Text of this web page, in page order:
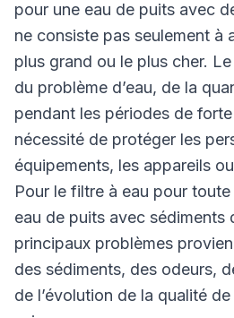
pour une eau de puits avec
ne consiste pas seulement à
plus grand ou le plus cher.
du problème d’eau, de la
pendant les périodes de
nécessité de protéger les
équipements, les appareils
Pour le filtre à eau pour
eau de puits avec sédiments
principaux problèmes
des sédiments, des odeurs,
de l’évolution de la qualité de